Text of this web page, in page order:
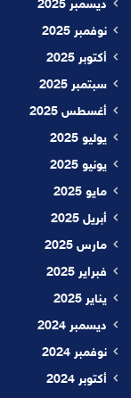
ديسمبر 2025
نوفمبر 2025
أكتوبر 2025
سبتمبر 2025
أغسطس 2025
يوليو 2025
يونيو 2025
مايو 2025
أبريل 2025
مارس 2025
فبراير 2025
يناير 2025
ديسمبر 2024
نوفمبر 2024
أكتوبر 2024